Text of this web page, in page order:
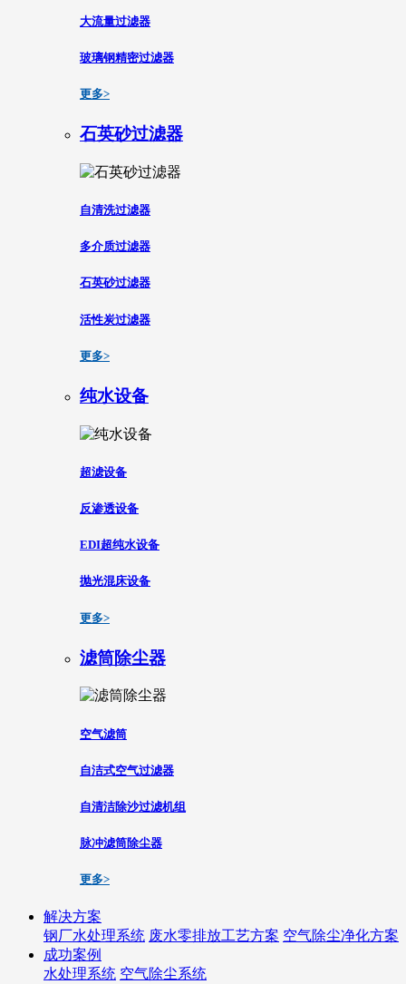
大流量过滤器
玻璃钢精密过滤器
更多>
石英砂过滤器
自清洗过滤器
多介质过滤器
石英砂过滤器
活性炭过滤器
更多>
纯水设备
超滤设备
反渗透设备
EDI超纯水设备
抛光混床设备
更多>
滤筒除尘器
空气滤筒
自洁式空气过滤器
自清洁除沙过滤机组
脉冲滤筒除尘器
更多>
解决方案
钢厂水处理系统 废水零排放工艺方案 空气除尘净化方案
成功案例
水处理系统 空气除尘系统